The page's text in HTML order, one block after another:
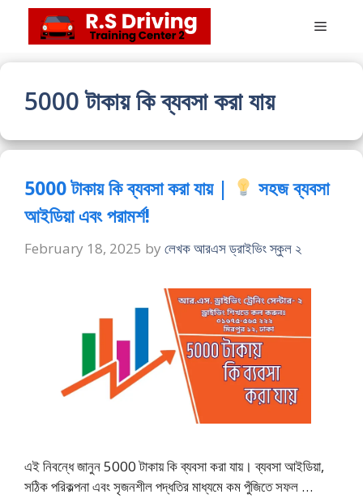
content
Menu
5000 টাকায় কি ব্যবসা করা যায়
5000 টাকায় কি ব্যবসা করা যায় |
সহজ ব্যবসা
আইডিয়া এবং পরামর্শ!
February 18, 2025 by লেখক আরএস ড্রাইভিং স্কুল ২
এই নিবন্ধে জানুন 5000 টাকায় কি ব্যবসা করা যায়। ব্যবসা আইডিয়া,
সঠিক পরিকল্পনা এবং সৃজনশীল পদ্ধতির মাধ্যমে কম পুঁজিতে সফল …